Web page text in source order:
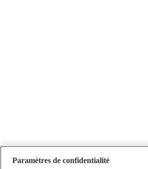
Paramètres de confidentialité